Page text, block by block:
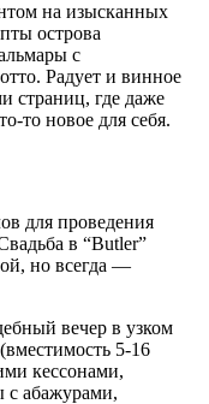
на изысканных
острова
с
Радует и винное
страниц, где даже
то новое для себя.
для проведения
в “Butler”
но всегда —
вечер в узком
5-16
кессонами,
абажурами,